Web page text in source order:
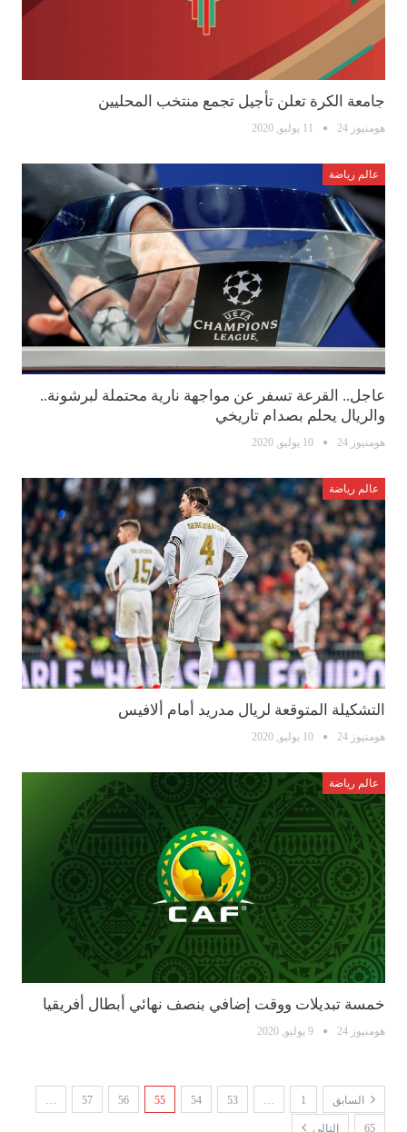
جامعة الكرة تعلن تأجيل تجمع منتخب المحليين
هومنيوز 24 11 يوليو, 2020
عالم رياضة
عاجل.. القرعة تسفر عن مواجهة نارية محتملة لبرشونة..
والريال يحلم بصدام تاريخي
هومنيوز 24 10 يوليو, 2020
عالم رياضة
التشكيلة المتوقعة لريال مدريد أمام ألافيس
هومنيوز 24 10 يوليو, 2020
عالم رياضة
خمسة تبديلات ووقت إضافي بنصف نهائي أبطال أفريقيا
هومنيوز 24 9 يوليو, 2020
السابق 1
53
54
55
56
57
65 التالي